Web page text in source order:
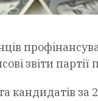
звіти партії
кандидатів